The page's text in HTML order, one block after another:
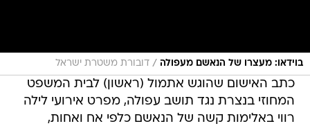
בוידאו: מעצרו של הנאשם מעפולה / דובורת משטרת ישראל
כתב האישום שהוגש אתמול (ראשון) לבית המשפט
המחוזי בנצרת נגד תושב עפולה, מפרט אירועי לילה
רווי באלימות קשה של הנאשם כלפי אח ואחות,